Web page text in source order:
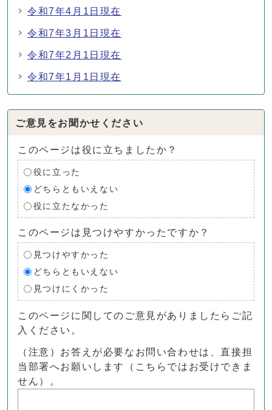
令和7年4月1日現在
令和7年3月1日現在
令和7年2月1日現在
令和7年1月1日現在
ご意見をお聞かせください
このページは役に立ちましたか？
役に立った
どちらともいえない
役に立たなかった
このページは見つけやすかったですか？
見つけやすかった
どちらともいえない
見つけにくかった
このページに関してのご意見がありましたらご記
入ください。
（注意）お答えが必要なお問い合わせは、直接担
当部署へお願いします（こちらではお受けできま
せん）。